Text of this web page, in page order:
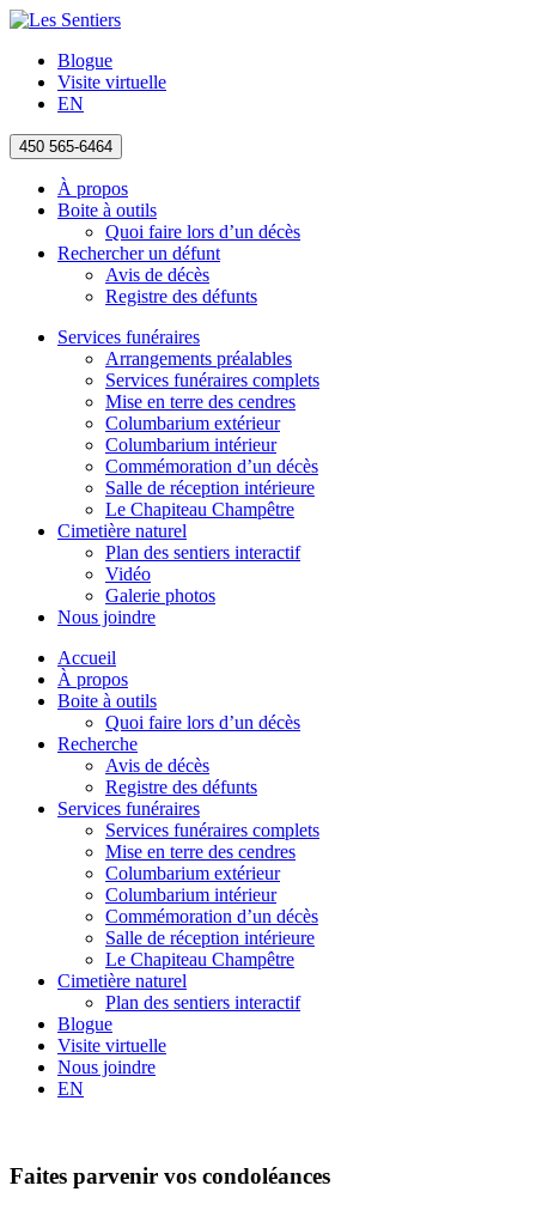
Blogue
Visite virtuelle
EN
450 565-6464
À propos
Boite à outils
Quoi faire lors d’un décès
Rechercher un défunt
Avis de décès
Registre des défunts
Services funéraires
Arrangements préalables
Services funéraires complets
Mise en terre des cendres
Columbarium extérieur
Columbarium intérieur
Commémoration d’un décès
Salle de réception intérieure
Le Chapiteau Champêtre
Cimetière naturel
Plan des sentiers interactif
Vidéo
Galerie photos
Nous joindre
Accueil
À propos
Boite à outils
Quoi faire lors d’un décès
Recherche
Avis de décès
Registre des défunts
Services funéraires
Services funéraires complets
Mise en terre des cendres
Columbarium extérieur
Columbarium intérieur
Commémoration d’un décès
Salle de réception intérieure
Le Chapiteau Champêtre
Cimetière naturel
Plan des sentiers interactif
Blogue
Visite virtuelle
Nous joindre
EN
Faites parvenir vos condoléances